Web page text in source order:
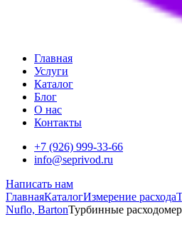
Главная
Услуги
Каталог
Блог
О нас
Контакты
+7 (926) 999-33-66
info@seprivod.ru
Написать нам
ГлавнаяКаталогИзмерение расхода
Nuflo, BartonТурбинные